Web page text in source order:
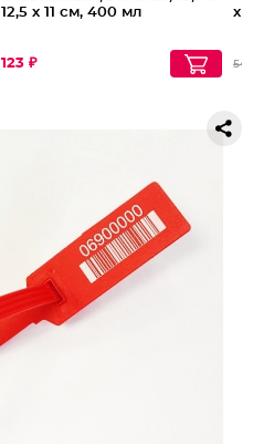
12,5 х 11 см, 400 мл
123 ₽ 54